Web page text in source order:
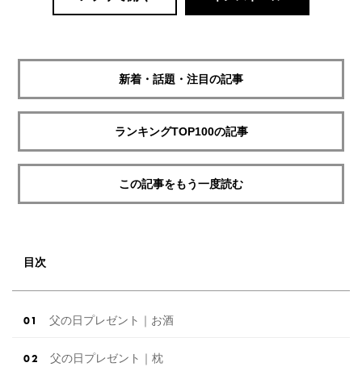
新着・話題・注目の記事
ランキングTOP100の記事
この記事をもう一度読む
目次
父の日プレゼント｜お酒
父の日プレゼント｜枕